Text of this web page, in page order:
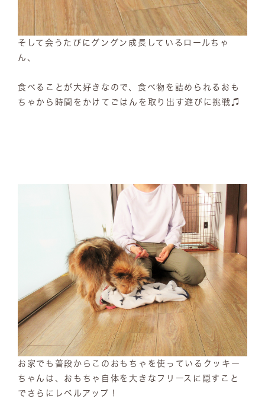
そして会うたびにグングン成長しているロールちゃ
ん、
食べることが大好きなので、食べ物を詰められるおも
ちゃから時間をかけてごはんを取り出す遊びに挑戦♫
お家でも普段からこのおもちゃを使っているクッキー
ちゃんは、おもちゃ自体を大きなフリースに隠すこと
でさらにレベルアップ！